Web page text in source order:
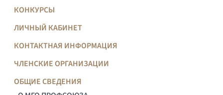
КОНКУРСЫ
ЛИЧНЫЙ КАБИНЕТ
КОНТАКТНАЯ ИНФОРМАЦИЯ
ЧЛЕНСКИЕ ОРГАНИЗАЦИИ
ОБЩИЕ СВЕДЕНИЯ